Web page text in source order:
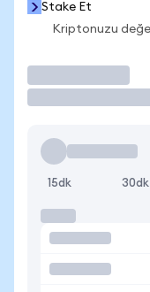
Stake Et
Kriptonuzu
15dk 30dk